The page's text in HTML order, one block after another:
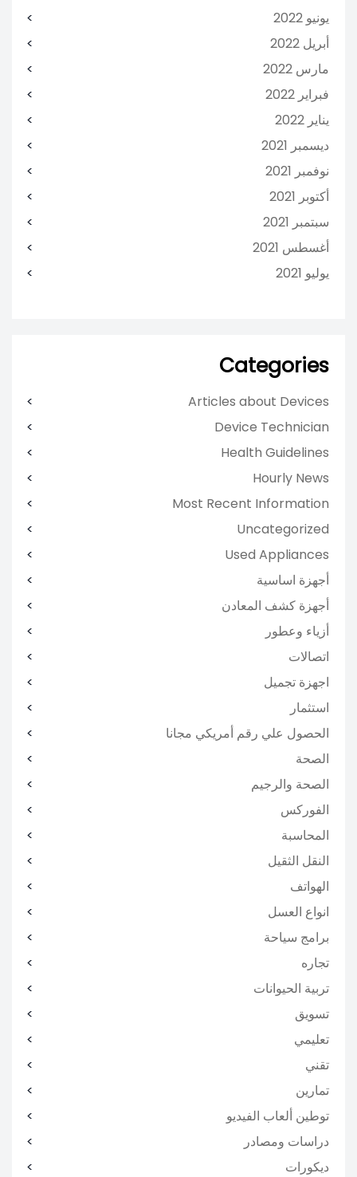
يونيو 2022
أبريل 2022
مارس 2022
فبراير 2022
يناير 2022
ديسمبر 2021
نوفمبر 2021
أكتوبر 2021
سبتمبر 2021
أغسطس 2021
يوليو 2021
Categories
Articles about Devices
Device Technician
Health Guidelines
Hourly News
Most Recent Information
Uncategorized
Used Appliances
أجهزة اساسية
أجهزة كشف المعادن
أزياء وعطور
اتصالات
اجهزة تجميل
استثمار
الحصول علي رقم أمريكي مجانا
الصحة
الصحة والرجيم
الفوركس
المحاسبة
النقل الثقيل
الهواتف
انواع العسل
برامج سياحة
تجاره
تربية الحيوانات
تسويق
تعليمي
تقني
تمارين
توطين ألعاب الفيديو
دراسات ومصادر
ديكورات